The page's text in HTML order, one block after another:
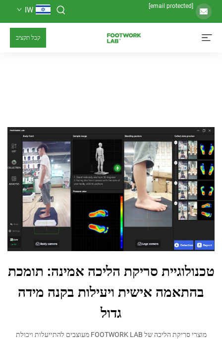
IW
סריקת הליכה אמינה: תומכת
אישית ויעילות בקנה מידה
מוצרי סריקת הליכה של FOOTWORK LAB מעוצבים להתייעלות ויכולת